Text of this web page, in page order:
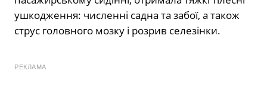
ушкодження: численні садна та забої, а також
струс головного мозку і розрив селезінки.
РЕКЛАМА